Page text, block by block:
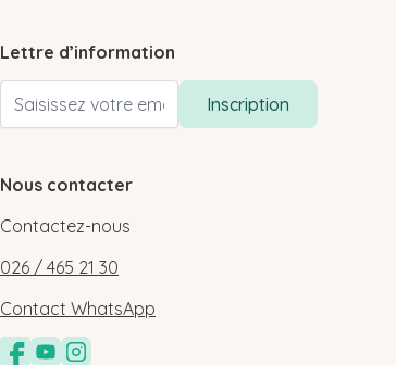
Lettre d’information
Adresse email
Inscription
Nous contacter
Contactez-nous
026 / 465 21 30
Contact WhatsApp